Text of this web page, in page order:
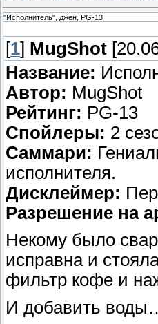
"Исполнитель", джен, PG-13
[1] MugShot
Название:
Автор: MugShot
Рейтинг: PG-13
Спойлеры: 2
Саммари:
исполнителя.
Дисклеймер:
Разрешение на
Некому было
исправна и
фильтр кофе и
И добавить